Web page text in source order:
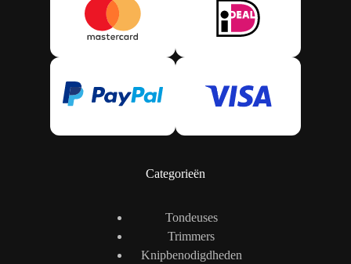
Categorieën
Tondeuses
Trimmers
Knipbenodigdheden